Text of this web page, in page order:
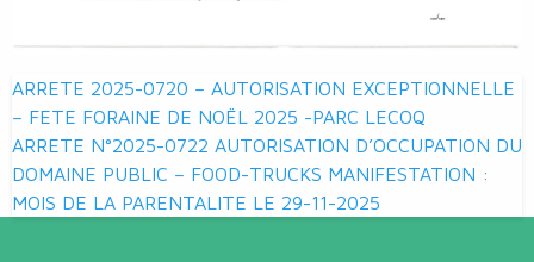
Navigation
de
l’article
ARRETE 2025-0720 – AUTORISATION EXCEPTIONNELLE
– FETE FORAINE DE NOËL 2025 -PARC LECOQ
ARRETE N°2025-0722 AUTORISATION D’OCCUPATION DU
DOMAINE PUBLIC – FOOD-TRUCKS MANIFESTATION :
MOIS DE LA PARENTALITE LE 29-11-2025